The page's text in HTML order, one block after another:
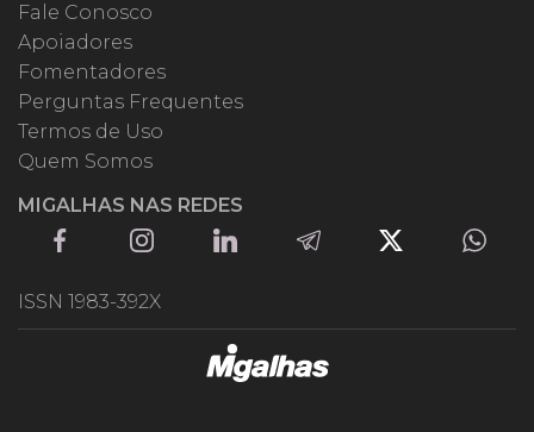
Fale Conosco
Apoiadores
Fomentadores
Perguntas Frequentes
Termos de Uso
Quem Somos
MIGALHAS NAS REDES
ISSN 1983-392X